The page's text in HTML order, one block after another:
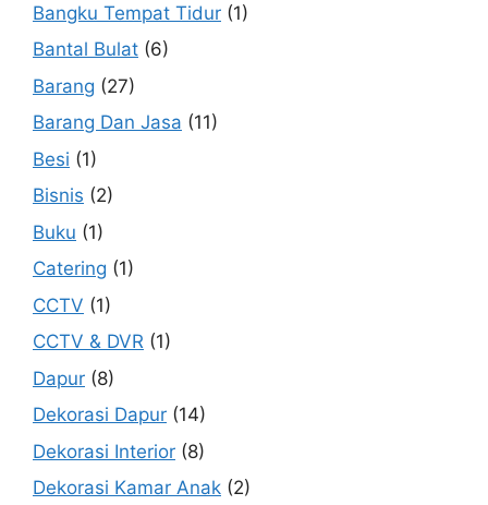
Bangku Tempat Tidur (1)
Bantal Bulat (6)
Barang (27)
Barang Dan Jasa (11)
Besi (1)
Bisnis (2)
Buku (1)
Catering (1)
CCTV (1)
CCTV & DVR (1)
Dapur (8)
Dekorasi Dapur (14)
Dekorasi Interior (8)
Dekorasi Kamar Anak (2)